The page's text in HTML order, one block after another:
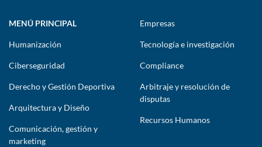
MENÚ PRINCIPAL
Humanización
Ciberseguridad
Derecho y Gestión Deportiva
Arquitectura y Diseño
Comunicación, gestión y
marketing
Empresas
Tecnología e investigación
Compliance
Arbitraje y resolución de
disputas
Recursos Humanos